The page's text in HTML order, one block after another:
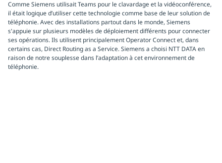
Comme Siemens utilisait Teams pour le clavardage et la vidéoconférence,
il était logique d’utiliser cette technologie comme base de leur solution de
téléphonie. Avec des installations partout dans le monde, Siemens
s'appuie sur plusieurs modèles de déploiement différents pour connecter
ses opérations. Ils utilisent principalement Operator Connect et, dans
certains cas, Direct Routing as a Service. Siemens a choisi NTT DATA en
raison de notre souplesse dans l’adaptation à cet environnement de
téléphonie.